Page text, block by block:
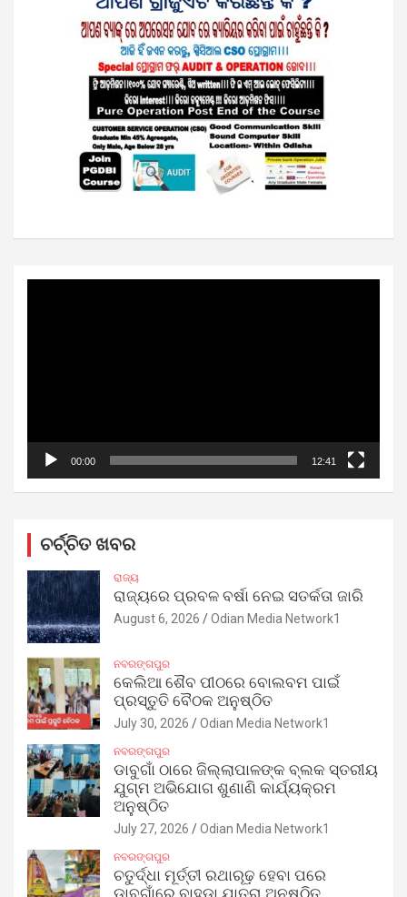
00:00 12:41
ଚର୍ଚ୍ଚିତ ଖବର
ରାଜ୍ୟ
ରାଜ୍ୟରେ ପ୍ରବଳ ବର୍ଷା ନେଇ ସତର୍କତା ଜାରି
August 6, 2026 Odian Media Network1
ନବରଙ୍ଗପୁର
କେଲିଆ ଶୈବ ପୀଠରେ ବୋଲବମ ପାଇଁ
ପ୍ରସ୍ତୁତି ବୈଠକ ଅନୁଷ୍ଠିତ
July 30, 2026 Odian Media Network1
ନବରଙ୍ଗପୁର
ଡାବୁଗାଁ ଠାରେ ଜିଲ୍ଲାପାଳଙ୍କ ବ୍ଲକ ସ୍ତରୀୟ
ଯୁଗ୍ମ ଅଭିଯୋଗ ଶୁଣାଣି କାର୍ଯ୍ୟକ୍ରମ
ଅନୁଷ୍ଠିତ
July 27, 2026 Odian Media Network1
ନବରଙ୍ଗପୁର
ଚତୁର୍ଦ୍ଧା ମୂର୍ତ୍ତୀ ରଥାରୂଢ଼ ହେବା ପରେ
ଡାବୁଗାଁରେ ବାହୁଡ଼ା ଯାତ୍ରା ଅନୁଷ୍ଠିତ